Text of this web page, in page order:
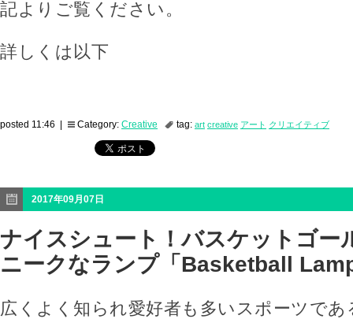
記よりご覧ください。
詳しくは以下
posted 11:46 | Category: Creative tag: art creative アート クリエイティブ
2017年09月07日
ナイスシュート！バスケットゴー
ニークなランプ「Basketball
広くよく知られ愛好者も多いスポーツで